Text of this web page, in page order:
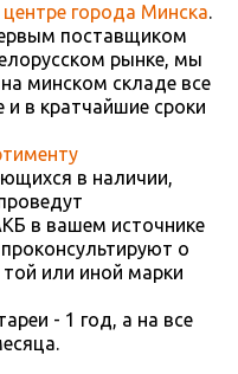
центре города Минска.
поставщиком
рынке, мы
минском складе все
в кратчайшие сроки
в наличии,
в вашем источнике
о
или иной марки
- 1 год, а на все